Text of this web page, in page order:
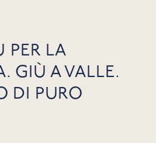
PER LA
GIÙ A VALLE.
DI PURO